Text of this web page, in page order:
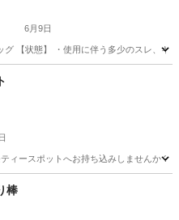
6月9日
グ 【状態】 ・使用に伴う多少のスレ、
スポットへお持ち込みしませんか？
棒